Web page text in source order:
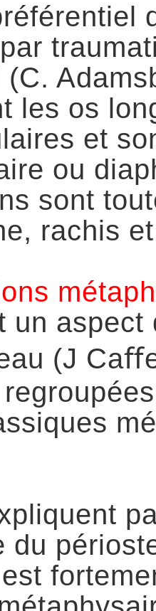
les os
et
ou
sont
rachis
un
(J Caﬀ
du